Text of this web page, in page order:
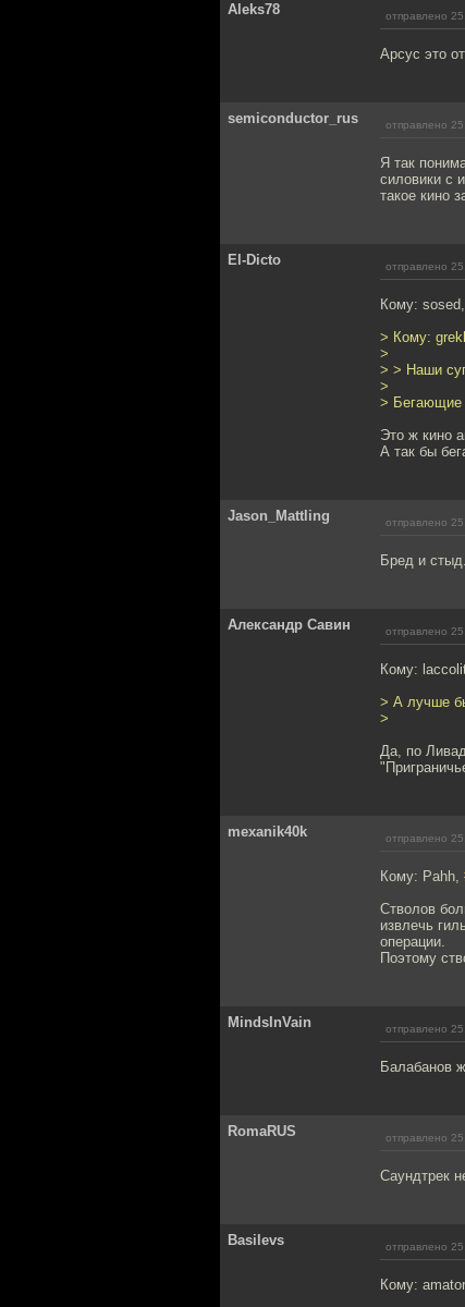
Aleks78 отправлено
Арсус это
semiconductor_rus отправлено
Я так
силовики с
такое кино
El-Dicto отправлено
Кому: sosed,
> Кому:
>
> > Наши
>
> Бегающие
Это ж кино
А так бы
Jason_Mattling отправлено
Бред и
Александр Савин отправлено
Кому:
> А лучше
>
Да, по
mexanik40k отправлено
Кому: Pahh,
Стволов
извлечь
операции.
Поэтому
MindsInVain отправлено
Балабанов
RomaRUS отправлено
Саундтрек
Basilevs отправлено
Кому: